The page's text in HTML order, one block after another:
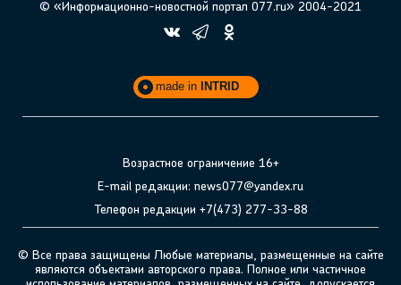
© «Информационно-новостной портал 077.ru» 2004-2021
made in INTRID
Возрастное ограничение 16+
E-mail редакции: news077@yandex.ru
Телефон редакции +7(473) 277-33-88
© Все права защищены Любые материалы, размещенные на сайте
являются объектами авторского права. Полное или частичное